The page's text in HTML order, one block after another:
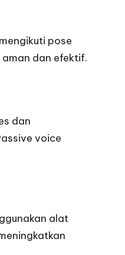
pose
dan efektif.
dan
voice
alat